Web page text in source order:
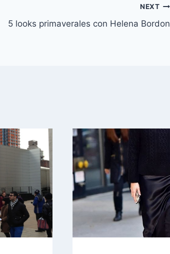
NEXT
5 looks primaverales con Helena Bordon